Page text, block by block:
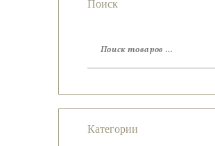
Поиск
Категории